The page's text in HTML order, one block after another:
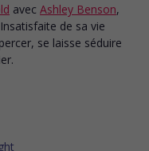
avec Ashley Benson,
de sa vie
se laisse séduire